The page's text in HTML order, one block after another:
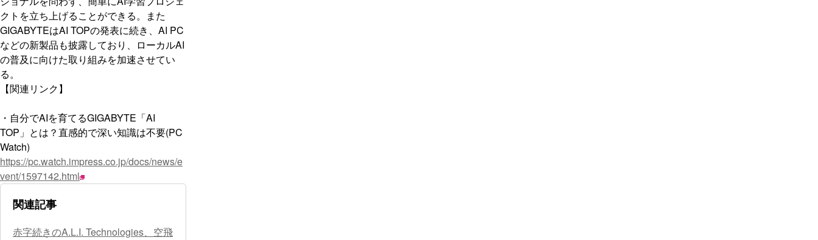
クトを立ち上げることができる。また
GIGABYTEはAI TOPの発表に続き、AI PC
などの新製品も披露しており、ローカルAI
の普及に向けた取り組みを加速させてい
る。
【関連リンク】
・自分でAIを育てるGIGABYTE「AI
TOP」とは？直感的で深い知識は不要(PC
Watch)
https://pc.watch.impress.co.jp/docs/news/e
vent/1597142.html
関連記事
赤字続きのA.L.I. Technologies、空飛